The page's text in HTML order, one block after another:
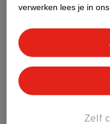
verwerken lees je in ons
Zelf